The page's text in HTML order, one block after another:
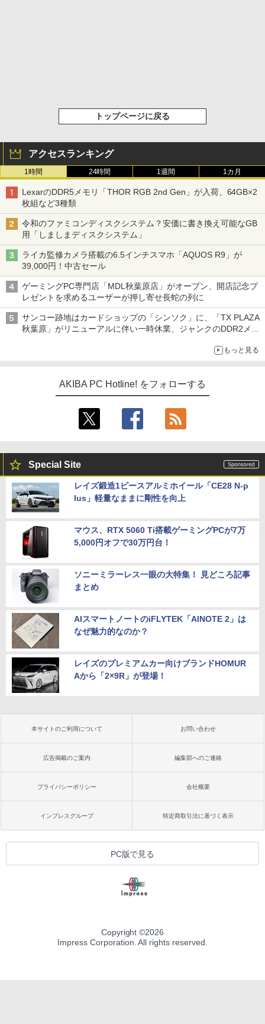
トップページに戻る
アクセスランキング
1時間 24時間 1週間 1カ月
LexarのDDR5メモリ「THOR RGB 2nd Gen」が入荷、64GB×2
枚組など3種類
令和のファミコンディスクシステム？安価に書き換え可能なGB
用「しましまディスクシステム」
ライカ監修カメラ搭載の6.5インチスマホ「AQUOS R9」が
39,000円！中古セール
ゲーミングPC専門店「MDL秋葉原店」がオープン、開店記念プ
レゼントを求めるユーザーが押し寄せ長蛇の列に
サンコー跡地はカードショップの「シンソク」に、「TX PLAZA
秋葉原」がリニューアルに伴い一時休業、ジャンクのDDR2メモ
もっと見る
AKIBA PC Hotline! をフォローする
Special Site
レイズ鍛造1ピースアルミホイール「CE28 N-p
lus」軽量なままに剛性を向上
マウス、RTX 5060 Ti搭載ゲーミングPCが7万
5,000円オフで30万円台！
ソニーミラーレス一眼の大特集！ 見どころ記事
まとめ
AIスマートノートのiFLYTEK「AINOTE 2」は
なぜ魅力的なのか？
レイズのプレミアムカー向けブランドHOMUR
Aから「2×9R」が登場！
本サイトのご利用について お問い合わせ
広告掲載のご案内 編集部へのご連絡
プライバシーポリシー 会社概要
インプレスグループ 特定商取引法に基づく表示
PC版で見る
Copyright ©2026
Impress Corporation. All rights reserved.